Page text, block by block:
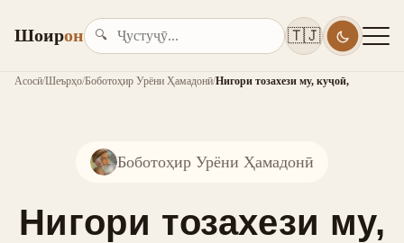
Шоирон 🔍 🇹🇯
Асосӣ/Шеърҳо/Боботоҳир Урёни Ҳамадонӣ/Нигори тозахези му, куҷоӣ,
Боботоҳир Урёни Ҳамадонӣ
Нигори тозахези му,